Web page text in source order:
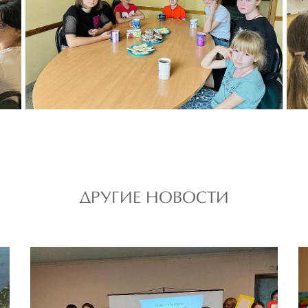
ДРУГИЕ НОВОСТИ